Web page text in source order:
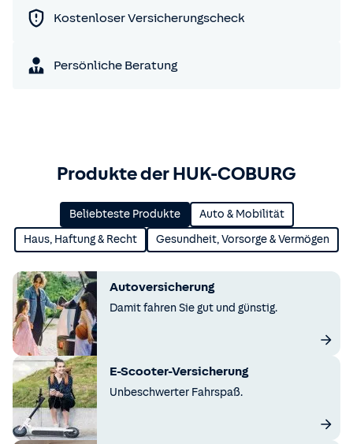
Kostenloser Versicherungscheck
Persönliche Beratung
Produkte der HUK-COBURG
Beliebteste Produkte Auto & Mobilität
Haus, Haftung & Recht Gesundheit, Vorsorge & Vermögen
Autoversicherung
Damit fahren Sie gut und günstig.
E-Scooter-Versicherung
Unbeschwerter Fahrspaß.